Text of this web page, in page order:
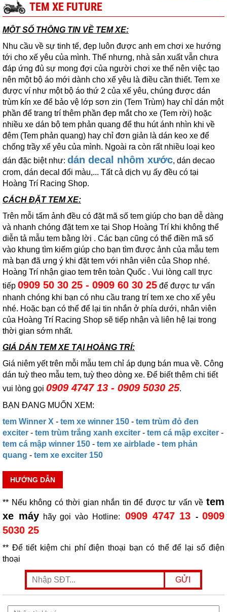
TEM XE FUTURE
MỘT SỐ THÔNG TIN VỀ TEM XE:
Nhu cầu về sự tinh tế, đẹp luôn được anh em chơi xe hướng
tới cho xế yêu của mình. Thế nhưng, nhà sản xuất vẫn chưa
đáp ứng đủ sự mong đợi của người chơi xe thế nên việc tạo
nên một bộ áo mới dành cho xế yêu là điều cần thiết. Tem xe
được ví như một bộ áo thứ 2 của xế yêu, chúng được dán
trùm kín xe để bảo vệ lớp sơn zin (Tem Trùm) hay chỉ dán một
phần để trang trí thêm phần đẹp mắt cho xe (Tem rời) hoặc
nhiều xe dán bộ tem phản quang để thu hút ánh nhìn khi về
đêm (Tem phản quang) hay chỉ đơn giản là dán keo xe để
chống trầy xế yêu của mình. Ngoài ra còn rất nhiều loại keo
dán đặc biệt như: dán decal nhôm xước, dán decao
crom, dán decal đổi màu,... Tất cả dịch vụ ấy đều có tại
Hoàng Trí Racing Shop.
CÁCH ĐẶT TEM XE:
Trên mỗi tấm ảnh đều có đặt mã số tem giúp cho bạn dễ dàng
và nhanh chóng đặt tem xe tại Shop Hoàng Trí khi không thể
diễn tả mẫu tem bằng lời . Các bạn cũng có thể điền mã số
vào khung tìm kiếm giúp cho bạn tìm được ảnh của mẫu tem
mà bạn đã ưng ý khi đặt tem với nhân viên của Shop nhé.
Hoàng Trí nhận giao tem trên toàn Quốc . Vui lòng call trực
tiếp 0909 50 30 25 - 0909 60 30 25 để được tư vấn
nhanh chóng khi bạn có nhu cầu trang trí tem xe cho xế yêu
nhé. Hoặc bạn có thể để lại tin nhắn ở phía dưới, nhân viên
của Hoàng Trí Racing Shop sẽ tiếp nhận và liên hệ lại trong
thời gian sớm nhất.
GIÁ DÁN TEM XE TẠI HOÀNG TRÍ:
Giá niêm yết trên mỗi mẫu tem chỉ áp dụng bán mua về. Công
dán tuỳ theo mẫu tem, tuỳ theo dòng xe. Để biết thêm chi tiết
vui lòng gọi 0909 4747 13 - 0909 5030 25.
BẠN ĐANG MUỐN XEM:
tem Winner X - tem xe winner 150 - tem trùm đỏ đen
exciter - tem trùm trắng xanh exciter - tem cá mập exciter -
tem cá mập winner 150 - tem xe airblade - tem phản
quang - tem xe exciter 150
HƯỚNG DẪN
** Nếu không có thời gian nhắn tin để được tư vấn về tem
xe máyhãy gọi vào Hotline: 0909 4747 13-0909
5030 25
** Để tiết kiệm chi phí điện thoại bạn có thể để lại số điện
thoại